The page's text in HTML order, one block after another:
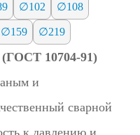
∅102 ∅108
∅159 ∅219
(ГОСТ 10704-91)
и
сварной